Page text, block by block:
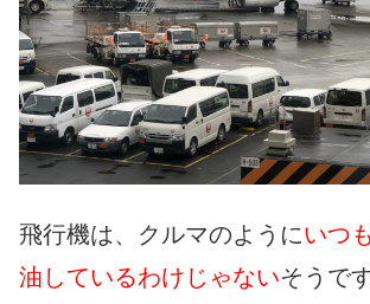
飛行機は、クルマのようにいつ
油しているわけじゃないそうで